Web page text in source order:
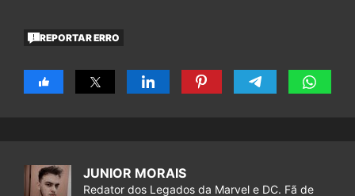
REPORTAR ERRO
JUNIOR MORAIS
Redator dos Legados da Marvel e DC. Fã de